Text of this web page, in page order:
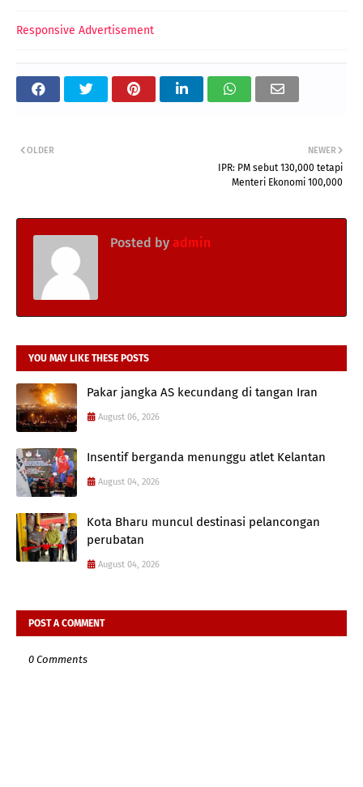
Responsive Advertisement
NEWER
IPR: PM sebut 130,000 tetapi
Menteri Ekonomi 100,000
OLDER
Posted by admin
YOU MAY LIKE THESE POSTS
Pakar jangka AS kecundang di tangan Iran
August 06, 2026
Insentif berganda menunggu atlet Kelantan
August 04, 2026
Kota Bharu muncul destinasi pelancongan
perubatan
August 04, 2026
POST A COMMENT
0 Comments